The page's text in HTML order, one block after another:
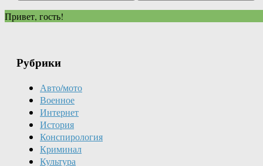
Привет, гость!
Рубрики
Авто/мото
Военное
Интернет
История
Конспирология
Криминал
Культура